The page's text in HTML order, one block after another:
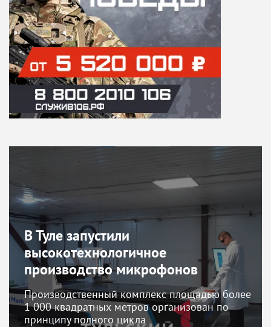
В Туле запустили
высокотехнологичное
производство микрофонов
Производственный комплекс площадью более
1 000 квадратных метров организован по
принципу полного цикла